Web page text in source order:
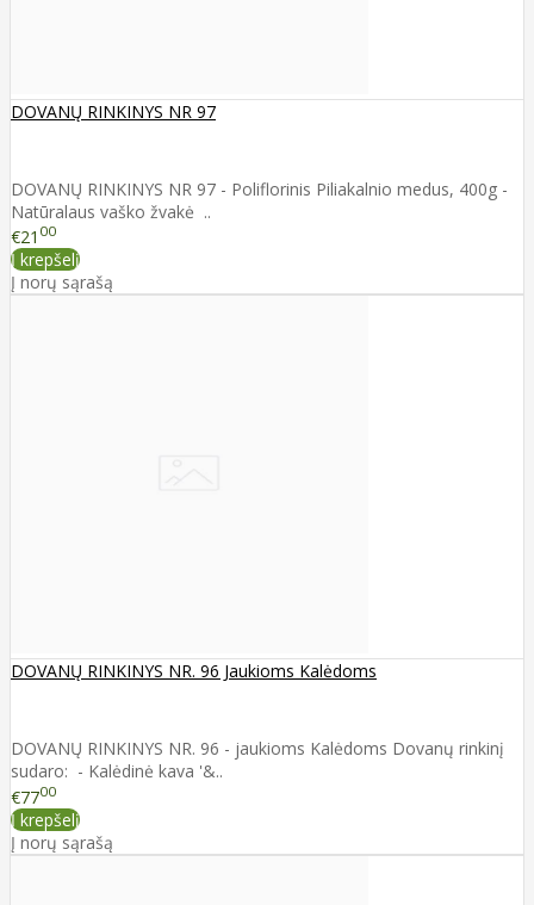
DOVANŲ RINKINYS NR 97
DOVANŲ RINKINYS NR 97 - Poliflorinis Piliakalnio medus, 400g -
Natūralaus vaško žvakė ..
€21 00
Į krepšelį
Į norų sąrašą
DOVANŲ RINKINYS NR. 96 Jaukioms Kalėdoms
DOVANŲ RINKINYS NR. 96 - jaukioms Kalėdoms Dovanų rinkinį
sudaro: - Kalėdinė kava '&..
€7700
Į krepšelį
Į norų sąrašą